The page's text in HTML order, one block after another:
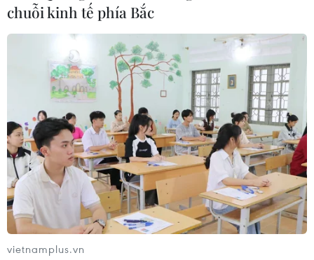
triển nhanh, bền vững, lấy người
dân làm trung tâm."
(TTXVN/Vietnam+)
chuỗi kinh tế phía Bắc
vietnamplus.vn